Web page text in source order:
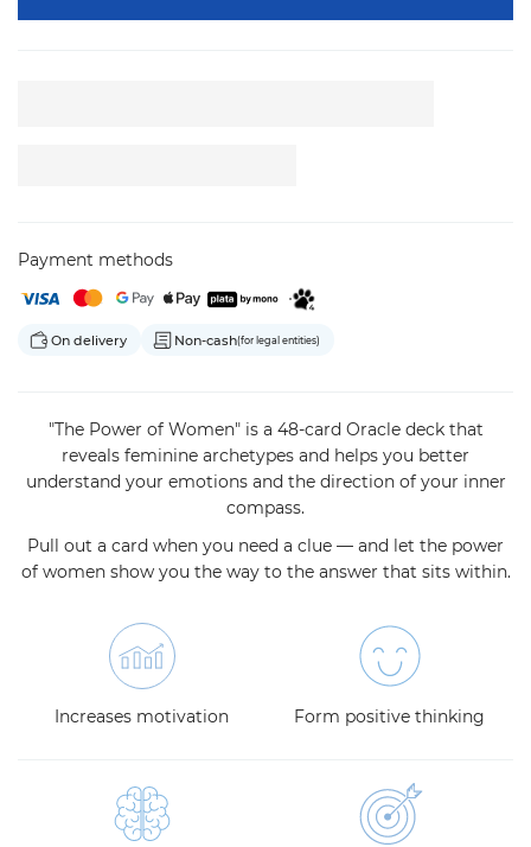
Payment methods
On delivery Non-cash(for legal entities)
"The Power of Women" is a 48-card Oracle deck that
reveals feminine archetypes and helps you better
understand your emotions and the direction of your inner
compass.
Pull out a card when you need a clue — and let the power
of women show you the way to the answer that sits within.
Increases motivation Form positive thinking